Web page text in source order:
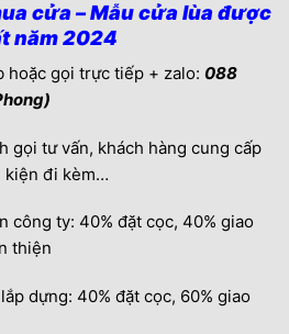
cửa – Mẫu cửa lùa được
năm 2024
gọi trực tiếp + zalo: 088
gọi tư vấn, khách hàng cung cấp
kiện đi kèm…
công ty: 40% đặt cọc, 40% giao
thiện
dựng: 40% đặt cọc, 60% giao